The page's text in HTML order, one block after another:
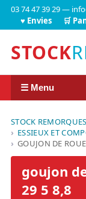
03 74 47 39 29 —
♥ Envies 🛒
STOCK
☰ Menu
STOCK REMORQUES
ESSIEUX ET
GOUJON DE
goujon
29 5 8,8